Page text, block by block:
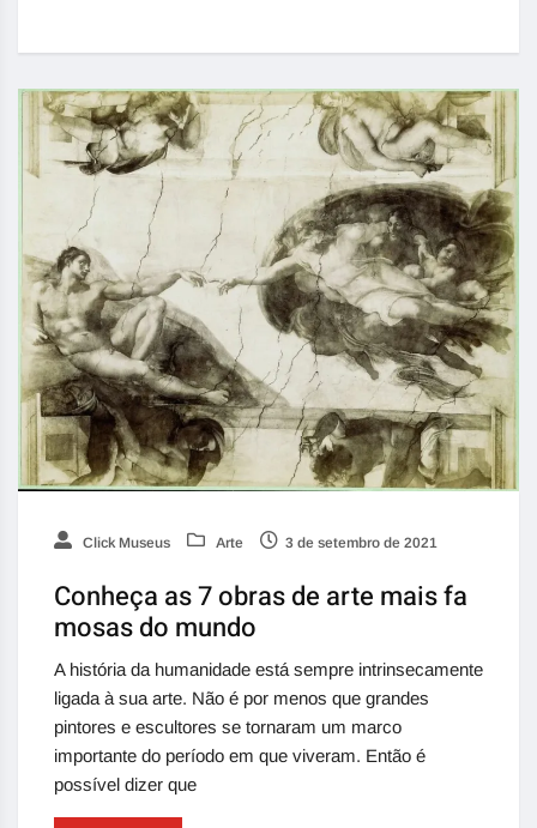
Click Museus Arte 3 de setembro de 2021
Conheça as 7 obras de arte mais fa
mosas do mundo
A história da humanidade está sempre intrinsecamente
ligada à sua arte. Não é por menos que grandes
pintores e escultores se tornaram um marco
importante do período em que viveram. Então é
possível dizer que